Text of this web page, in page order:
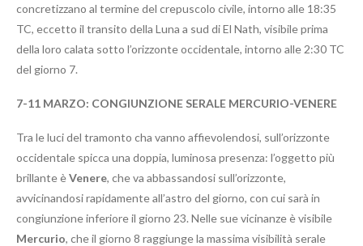
concretizzano al termine del crepuscolo civile, intorno alle 18:35
TC, eccetto il transito della Luna a sud di El Nath, visibile prima
della loro calata sotto l’orizzonte occidentale, intorno alle 2:30 TC
del giorno 7.
7-11 MARZO: CONGIUNZIONE SERALE MERCURIO-VENERE
Tra le luci del tramonto cha vanno affievolendosi, sull’orizzonte
occidentale spicca una doppia, luminosa presenza: l’oggetto più
brillante èVenere, che va abbassandosi sull’orizzonte,
avvicinandosi rapidamente all’astro del giorno, con cui sarà in
congiunzione inferiore il giorno 23. Nelle sue vicinanze è visibile
Mercurio, che il giorno 8 raggiunge la massima visibilità serale